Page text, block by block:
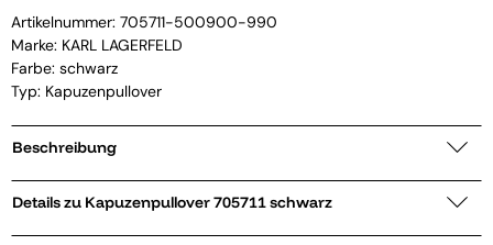
Artikelnummer: 705711-500900-990
Marke: KARL LAGERFELD
Farbe: schwarz
Typ: Kapuzenpullover
Beschreibung
Details zu Kapuzenpullover 705711 schwarz